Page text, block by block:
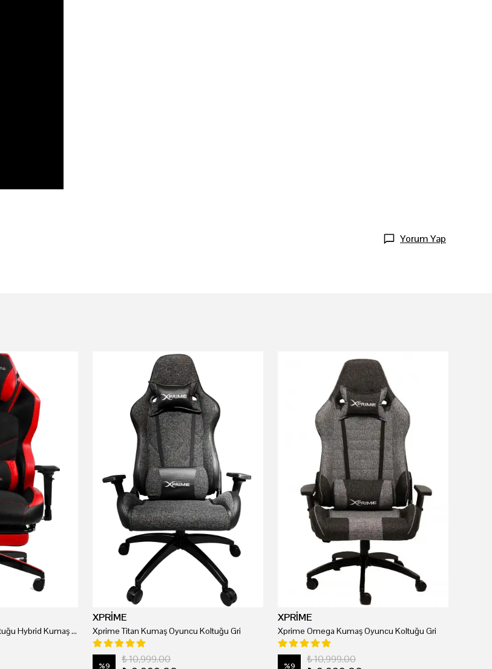
Yorum Yap
Xprime Tyler Oyuncu Koltuğu Hybrid Kumaş Kırmızı
XPRİME
Xprime Titan Kumaş Oyuncu Koltuğu Gri
%9
₺ 10,999.00
XPRİME
Xprime Omega Kumaş Oyuncu Koltuğu Gri
%9
₺ 10,999.00